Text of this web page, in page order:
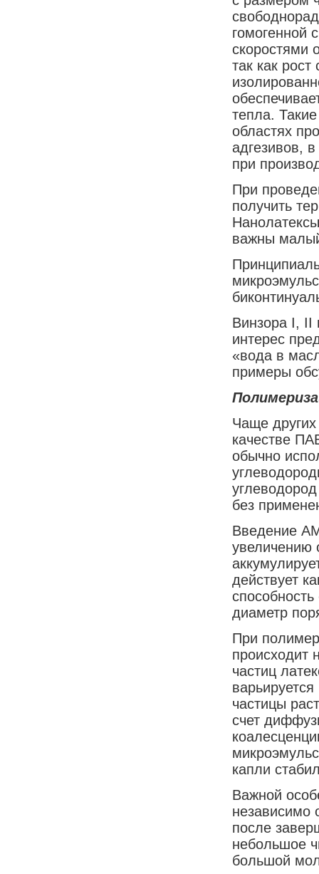
гомогенной
скоростями
так как
тепла.
областях
адгезивов,
при
При
получить
важны
Винзора I, II
интерес
«вода в
примеры
Чаще
качестве
обычно
без
Введение
увеличению
действует
диаметр
При
происходит
частиц
частицы
счет
капли
Важной
независимо
после
небольшое
большой